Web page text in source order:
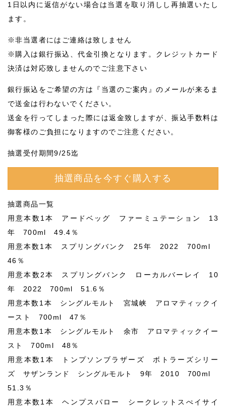
1日以内に返信がない場合は当選を取り消しし再抽選いたし
ます。
※非当選者にはご連絡は致しません
※購入は銀行振込、代金引換となります。クレジットカード
決済は対応致しませんのでご注意下さい
銀行振込をご希望の方は『当選のご案内』のメールが来るま
で送金は行わないでください。
送金を行ってしまった際には返金致しますが、振込手数料は
御客様のご負担になりますのでご注意ください。
抽選受付期間9/25迄
抽選商品を今すぐ購入する
抽選商品一覧
用意本数1本 アードベッグ ファーミュテーション 13
年 700ml 49.4％
用意本数1本 スプリングバンク 25年 2022 700ml
46％
用意本数2本 スプリングバンク ローカルバーレイ 10
年 2022 700ml 51.6％
用意本数1本 シングルモルト 宮城峡 アロマティックイ
ースト 700ml 47％
用意本数1本 シングルモルト 余市 アロマティックイー
スト 700ml 48％
用意本数1本 トンプソンブラザーズ ボトラーズシリー
ズ サザンランド シングルモルト 9年 2010 700ml
51.3％
用意本数1本 ヘンプスパロー シークレットスぺイサイ